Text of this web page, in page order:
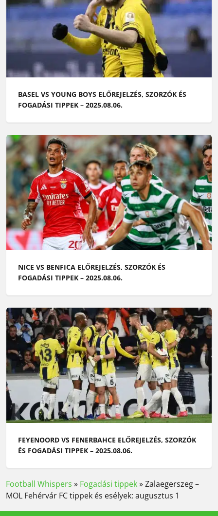
BASEL VS YOUNG BOYS ELŐREJELZÉS, SZORZÓK ÉS
FOGADÁSI TIPPEK – 2025.08.06.
NICE VS BENFICA ELŐREJELZÉS, SZORZÓK ÉS
FOGADÁSI TIPPEK – 2025.08.06.
FEYENOORD VS FENERBAHCE ELŐREJELZÉS, SZORZÓK
ÉS FOGADÁSI TIPPEK – 2025.08.06.
Football Whispers » Fogadási tippek»Zalaegerszeg –
MOL Fehérvár FC tippek és esélyek: augusztus 1